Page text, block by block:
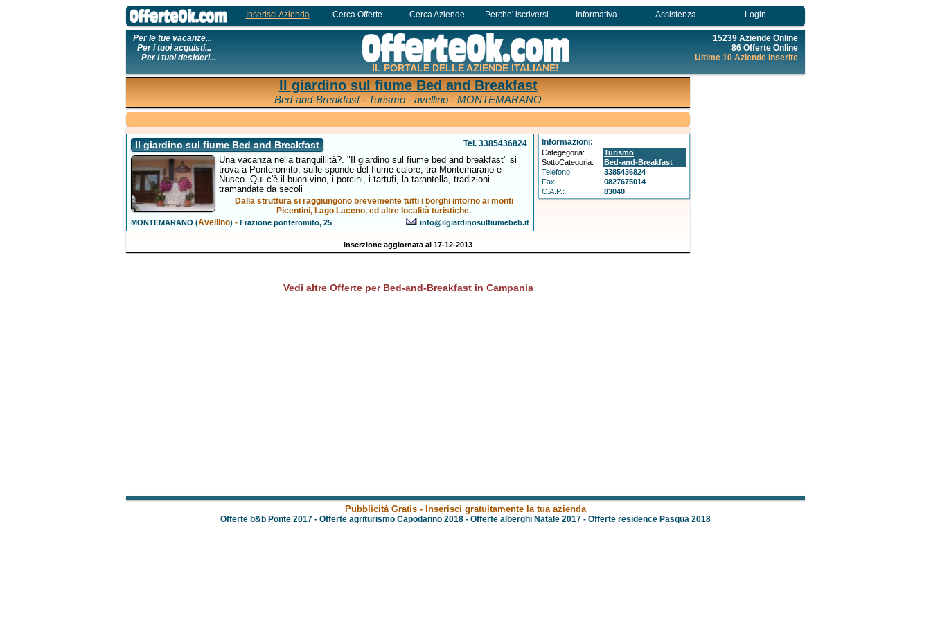
Inserisci Azienda Cerca Offerte Cerca Aziende Perche' iscriversi Informativa Assistenza Login
Per le tue vacanze...
Per i tuoi acquisti...
Per i tuoi desideri...
IL PORTALE DELLE AZIENDE ITALIANE!
15239 Aziende Online
86 Offerte Online
Ultime 10 Aziende inserite
Il giardino sul fiume Bed and Breakfast
Bed-and-Breakfast - Turismo - avellino - MONTEMARANO
Il giardino sul fiume Bed and Breakfast Tel. 3385436824
Una vacanza nella tranquillità?. "Il giardino sul fiume bed and breakfast" si
trova a Ponteromito, sulle sponde del fiume calore, tra Montemarano e
Nusco. Qui c'è il buon vino, i porcini, i tartufi, la tarantella, tradizioni
tramandate da secoli
Dalla struttura si raggiungono brevemente tutti i borghi intorno ai monti
Picentini, Lago Laceno, ed altre località turistiche.
MONTEMARANO (Avellino) -Frazione ponteromito, 25 info@ilgiardinosulfiumebeb.it
Informazioni:
Categegoria:
Turismo
SottoCategoria:
Bed-and-Breakfast
Telefono:
3385436824
Fax:
0827675014
C.A.P.:
83040
Inserzione aggiornata al 17-12-2013
Vedi altre Offerte per Bed-and-Breakfast in Campania
Pubblicità Gratis - Inserisci gratuitamente la tua azienda
Offerte b&b Ponte 2017 - Offerte agriturismo Capodanno 2018 - Offerte alberghi Natale 2017 - Offerte residence Pasqua 2018